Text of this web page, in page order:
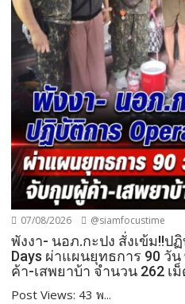
07/08/2026 @siamfocustime
พังงา- นอภ.กะปง สั่งเข้ม!!ป
Days ผ่าแผนยุทธการ 90 วั
ค้า-เสพยาบ้า จำนวน 262 เ
Post Views: 43 พ...